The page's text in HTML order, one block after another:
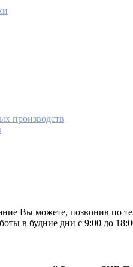
производств
Вы можете, позвонив по
в будние дни с 9:00 до